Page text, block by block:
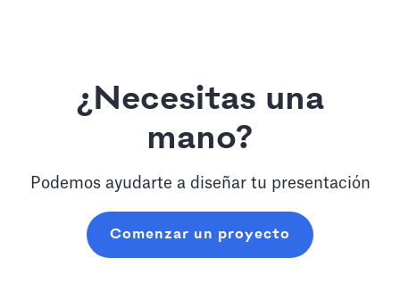
¿Necesitas una
mano?
Podemos ayudarte a diseñar tu presentación
Comenzar un proyecto